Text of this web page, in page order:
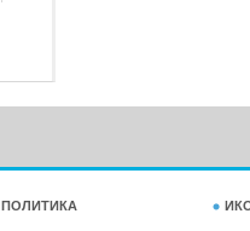
ПОЛИТИКА